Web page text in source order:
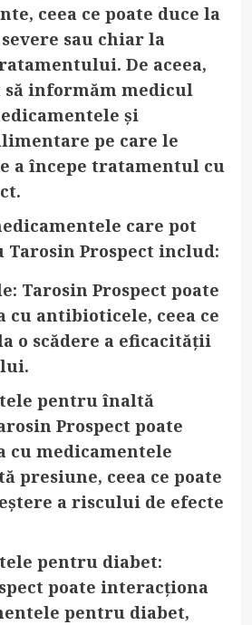
ceea ce poate duce la
sau chiar la
De aceea,
informăm medicul
și
pe care le
a începe tratamentul cu
care pot
Prospect includ:
: Tarosin Prospect poate
cu antibioticele, ceea ce
o scădere a eficacității
pentru înaltă
Prospect poate
cu medicamentele
presiune, ceea ce poate
a riscului de efecte
pentru diabet:
poate interacționa
pentru diabet,